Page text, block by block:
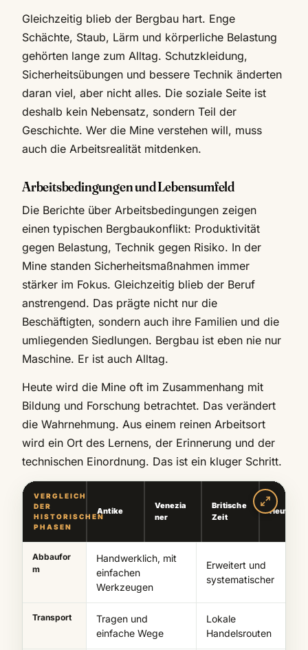
Gleichzeitig blieb der Bergbau hart. Enge
Schächte, Staub, Lärm und körperliche Belastung
gehörten lange zum Alltag. Schutzkleidung,
Sicherheitsübungen und bessere Technik änderten
daran viel, aber nicht alles. Die soziale Seite ist
deshalb kein Nebensatz, sondern Teil der
Geschichte. Wer die Mine verstehen will, muss
auch die Arbeitsrealität mitdenken.
Arbeitsbedingungen und Lebensumfeld
Die Berichte über Arbeitsbedingungen zeigen
einen typischen Bergbaukonflikt: Produktivität
gegen Belastung, Technik gegen Risiko. In der
Mine standen Sicherheitsmaßnahmen immer
stärker im Fokus. Gleichzeitig blieb der Beruf
anstrengend. Das prägte nicht nur die
Beschäftigten, sondern auch ihre Familien und die
umliegenden Siedlungen. Bergbau ist eben nie nur
Maschine. Er ist auch Alltag.
Heute wird die Mine oft im Zusammenhang mit
Bildung und Forschung betrachtet. Das verändert
die Wahrnehmung. Aus einem reinen Arbeitsort
wird ein Ort des Lernens, der Erinnerung und der
technischen Einordnung. Das ist ein kluger Schritt.
VERGLEICH
DER
HISTORISCHEN
PHASEN
Antike
Venezia
ner
Britische
Zeit
Heute
Abbaufor
m
Handwerklich, mit
einfachen
Werkzeugen
Erweitert und
systematischer
Transport
Tragen und
einfache Wege
Lokale
Handelsrouten